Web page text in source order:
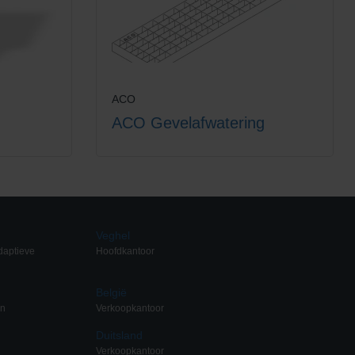
ACO
ACO Gevelafwatering
Veghel
Hoofdkantoor
België
Verkoopkantoor
Duitsland
Verkoopkantoor